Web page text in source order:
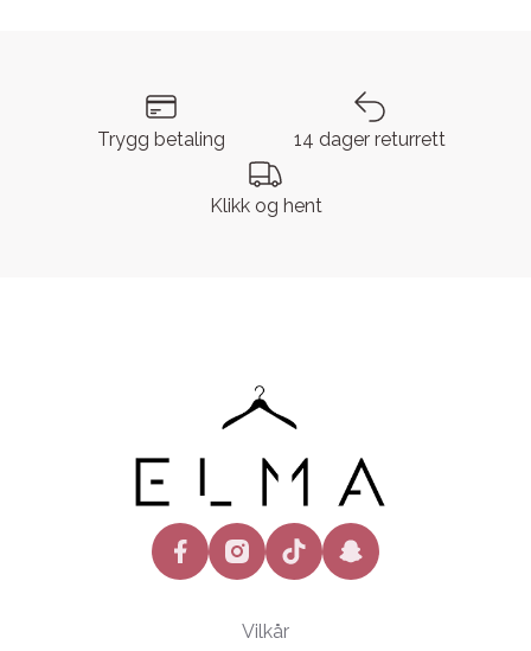
Trygg betaling 14 dager returrett
Klikk og hent
facebookinstagramtiktok snapchat
Vilkår